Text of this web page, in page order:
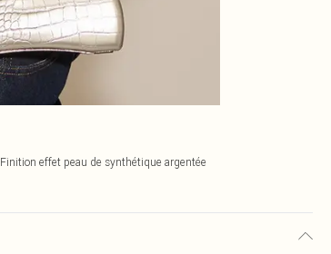
Finition effet peau de synthétique argentée